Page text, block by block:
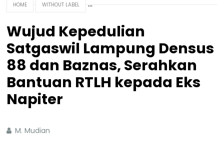
HOME WITHOUT LABEL
Wujud Kepedulian
Satgaswil Lampung Densus
88 dan Baznas, Serahkan
Bantuan RTLH kepada Eks
Napiter
M. Mudian